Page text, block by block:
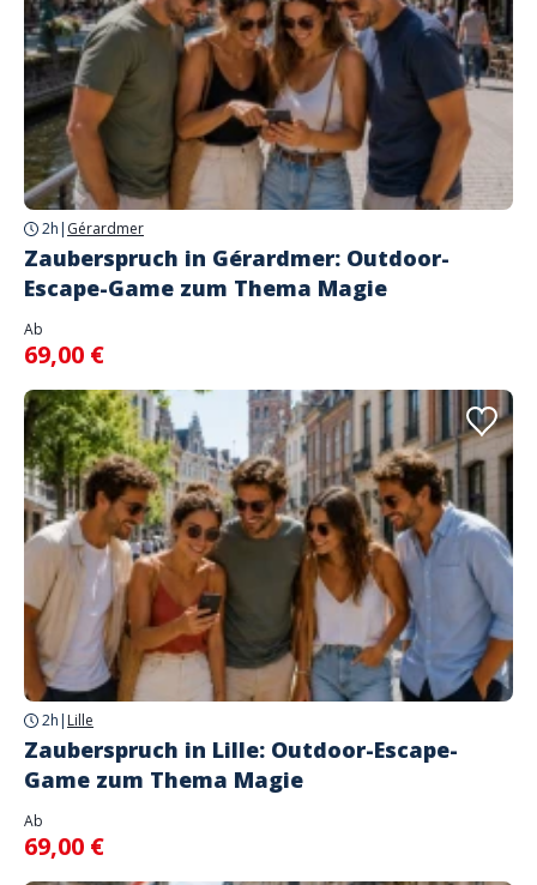
2h | Gérardmer
Zauberspruch in Gérardmer: Outdoor-
Escape-Game zum Thema Magie
Ab
69,00 €
2h | Lille
Zauberspruch in Lille: Outdoor-Escape-
Game zum Thema Magie
Ab
69,00 €